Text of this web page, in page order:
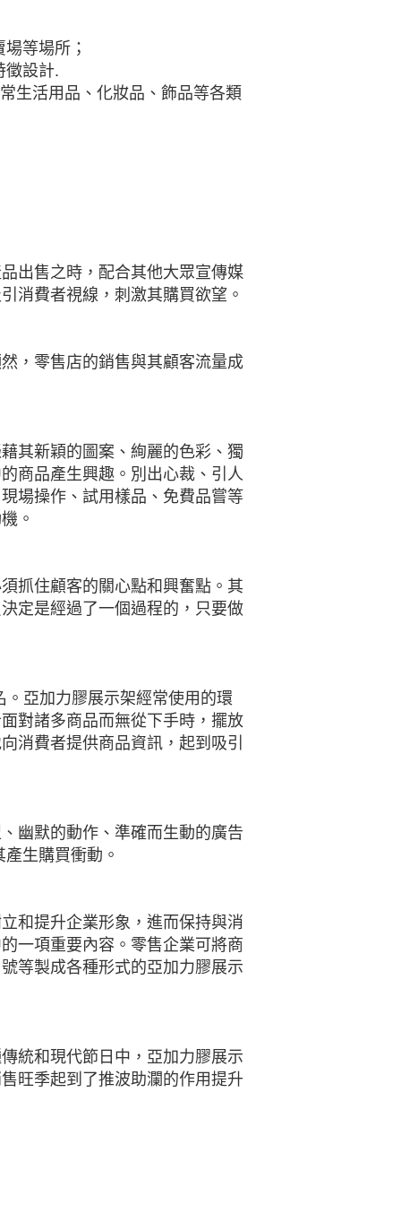
等場所；
徵設計.
生活用品、化妝品、飾品等各類
出售之時，配合其他大眾宣傳媒
消費者視線，刺激其購買欲望。
，零售店的銷售與其顧客流量成
其新穎的圖案、絢麗的色彩、獨
商品產生興趣。別出心裁、引人
場操作、試用樣品、免費品嘗等
。
抓住顧客的關心點和興奮點。其
定是經過了一個過程的，只要做
。亞加力膠展示架經常使用的環
對諸多商品而無從下手時，擺放
消費者提供商品資訊，起到吸引
幽默的動作、準確而生動的廣告
生購買衝動。
和提升企業形象，進而保持與消
一項重要內容。零售企業可將商
等製成各種形式的亞加力膠展示
統和現代節日中，亞加力膠展示
旺季起到了推波助瀾的作用提升